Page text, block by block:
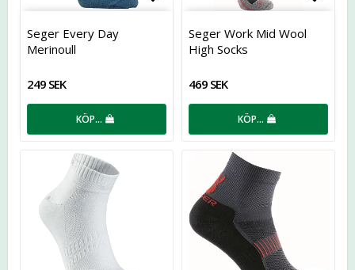
Lägg till i favoritlistan
Seger Every Day
Merinoull
249 SEK
KÖP…
Seger Work Mid Wool
High Socks
469 SEK
KÖP…